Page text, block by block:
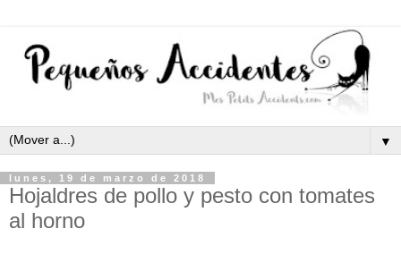
▼
lunes, 19 de marzo de 2018
Hojaldres de pollo y pesto con tomates
al horno